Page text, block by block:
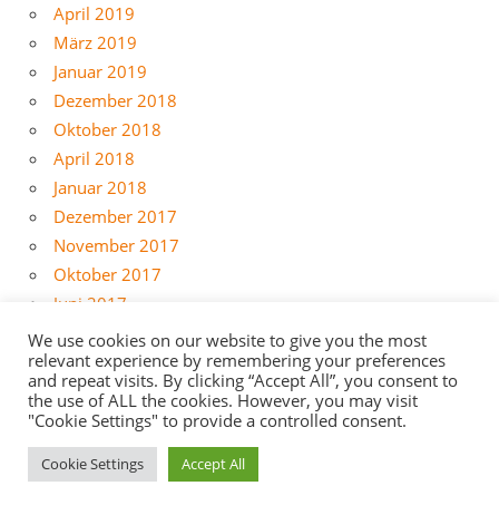
April 2019
März 2019
Januar 2019
Dezember 2018
Oktober 2018
April 2018
Januar 2018
Dezember 2017
November 2017
Oktober 2017
Juni 2017
Februar 2017
Januar 2017
Dezember 2016
November 2016
September 2016
Juni 2016
We use cookies on our website to give you the most
relevant experience by remembering your preferences
and repeat visits. By clicking “Accept All”, you consent to
the use of ALL the cookies. However, you may visit
"Cookie Settings" to provide a controlled consent.
Cookie Settings Accept All